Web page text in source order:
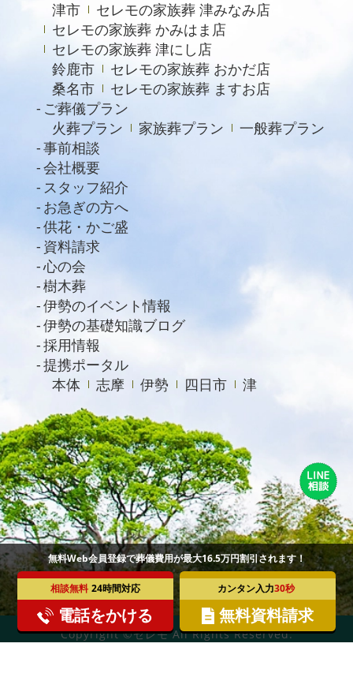
2022年4月
2022年2月
2021年11月
2021年6月
2021年4月
2021年2月
2021年1月
2020年12月
2020年11月
2020年10月
2020年9月
2020年8月
2020年7月
2020年6月
2020年4月
無料Web会員登録で葬儀費用が最大16.5万円割引されます！
相談無料 24時間対応
電話をかける
カンタン入力30秒
無料資料請求
津市
セレモの家族葬 津みなみ店
セレモの家族葬 かみはま店
セレモの家族葬 津にし店
鈴鹿市
セレモの家族葬 おかだ店
桑名市
セレモの家族葬 ますお店
ご葬儀プラン
火葬プラン
家族葬プラン
一般葬プラン
事前相談
会社概要
スタッフ紹介
お急ぎの方へ
供花・かご盛
資料請求
心の会
樹木葬
伊勢のイベント情報
伊勢の基礎知識ブログ
採用情報
提携ポータル
本体
志摩 伊勢 四日市 津
Copyright ©セレモ All Rights Reserved.